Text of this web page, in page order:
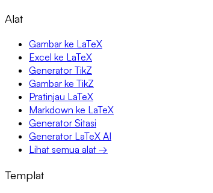
Alat
Gambar ke LaTeX
Excel ke LaTeX
Generator TikZ
Gambar ke TikZ
Pratinjau LaTeX
Markdown ke LaTeX
Generator Sitasi
Generator LaTeX AI
Lihat semua alat →
Templat